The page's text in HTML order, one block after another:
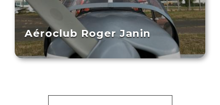
Aéroclub Roger Janin